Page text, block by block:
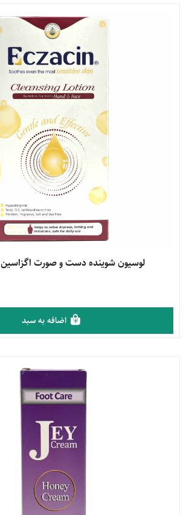
مشاهده محصول
لوسیون شوینده دست و صورت اگزاسین Eczacin
اضافه به سبد